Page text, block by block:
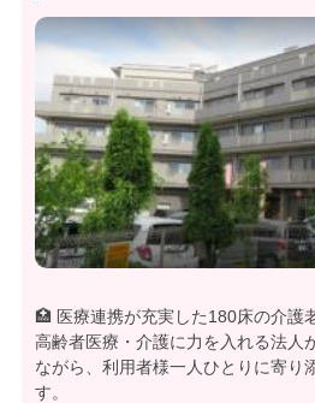
🏥 医療連携が充実した180床の介護
高齢者医療・介護に力を入れる法人
ながら、利用者様一人ひとりに寄り
す。